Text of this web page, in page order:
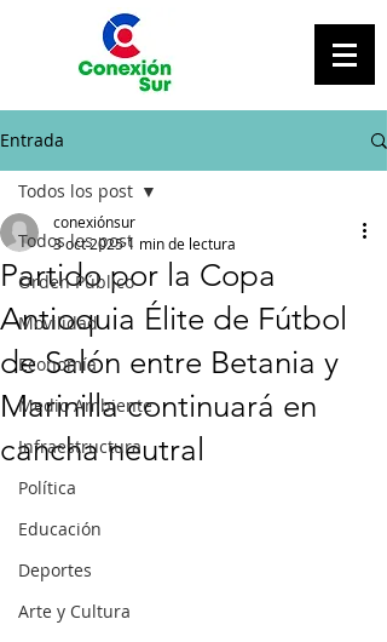
Entrada
Todos los post
Orden Público
Movilidad
Economía
Medio Ambiente
Infraestructura
Política
Educación
Deportes
Arte y Cultura
Todos los post
Partido por la Copa
Antioquia Élite de Fútbol
de Salón entre Betania y
Marinilla continuará en
cancha neutral
conexiónsur
3 oct 20251 min de lectura